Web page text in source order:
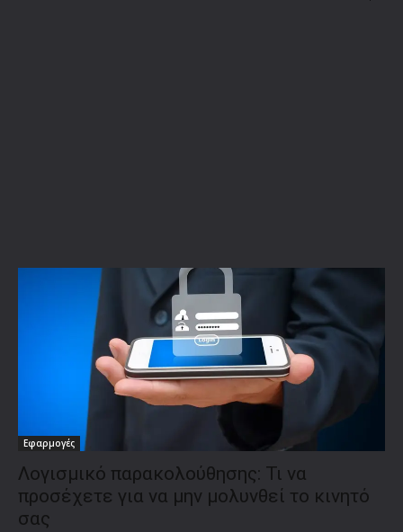
Εφαρμογές
Λογισμικό παρακολούθησης: Τι να
προσέχετε για να μην μολυνθεί το κινητό
σας